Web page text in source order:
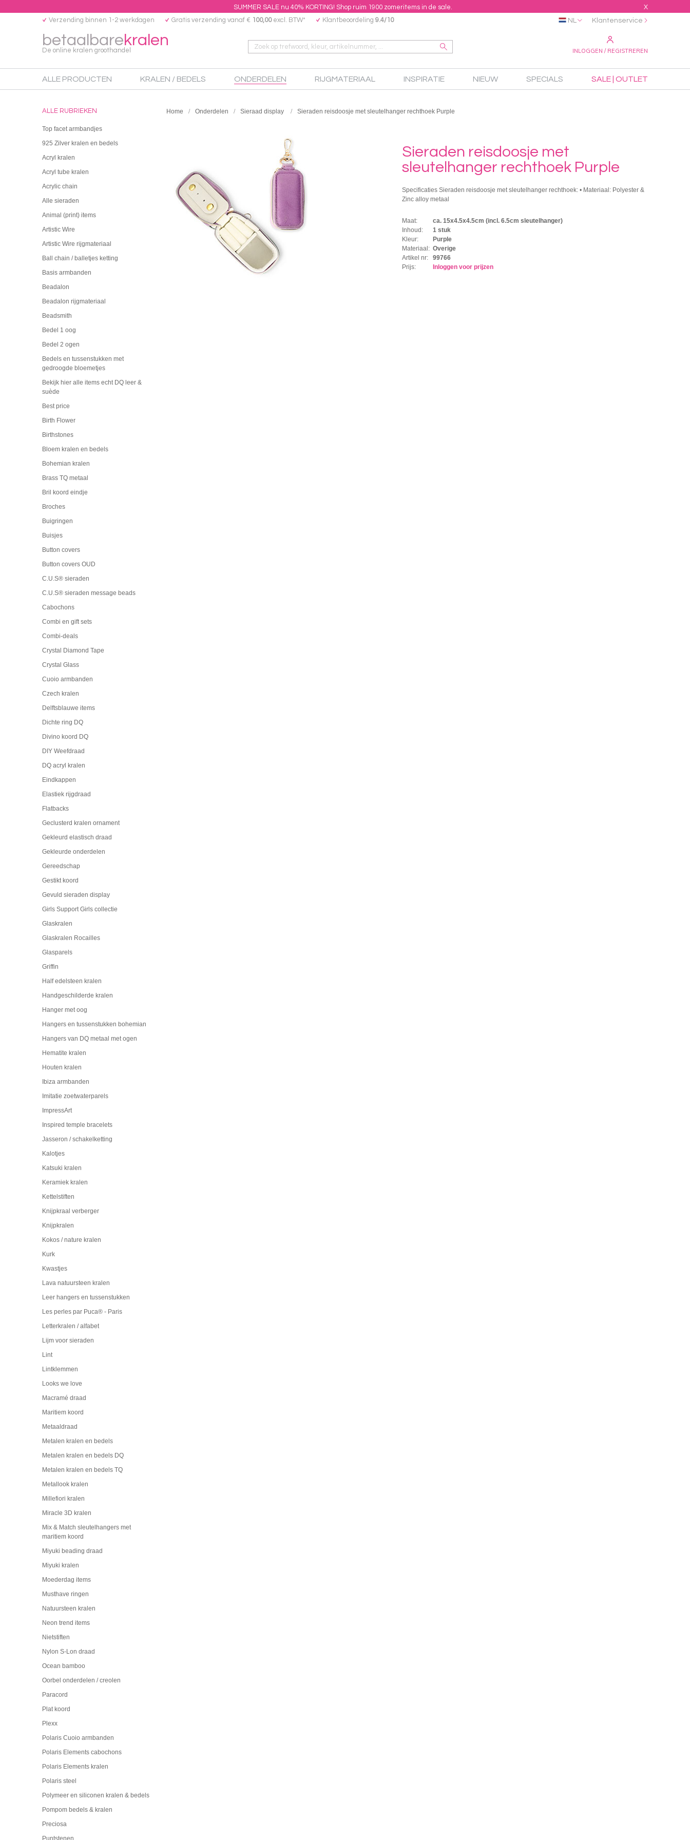
SUMMER SALE nu 40% KORTING! Shop ruim 1900 zomeritems in de sale. X
betaalbarekralen
De online kralen groothandel
Verzending binnen 1-2 werkdagen Gratis verzending vanaf € 100,00excl. BTW* Klantbeoordeling 9.4/10
INLOGGEN / REGISTREREN
NL Klantenservice
ALLE PRODUCTEN KRALEN / BEDELS ONDERDELEN RIJGMATERIAAL INSPIRATIE NIEUW SPECIALS SALE | OUTLET
ALLE RUBRIEKEN
Top facet armbandjes
925 Zilver kralen en bedels
Acryl kralen
Acryl tube kralen
Acrylic chain
Alle sieraden
Animal (print) items
Artistic Wire
Artistic Wire rijgmateriaal
Ball chain / balletjes ketting
Basis armbanden
Beadalon
Beadalon rijgmateriaal
Beadsmith
Bedel 1 oog
Bedel 2 ogen
Bedels en tussenstukken met
gedroogde bloemetjes
Bekijk hier alle items echt DQ leer &
suède
Best price
Birth Flower
Birthstones
Bloem kralen en bedels
Bohemian kralen
Brass TQ metaal
Bril koord eindje
Broches
Buigringen
Buisjes
Button covers
Button covers OUD
C.U.S® sieraden
C.U.S® sieraden message beads
Cabochons
Combi en gift sets
Combi-deals
Crystal Diamond Tape
Crystal Glass
Cuoio armbanden
Czech kralen
Delftsblauwe items
Dichte ring DQ
Divino koord DQ
DIY Weefdraad
DQ acryl kralen
Eindkappen
Elastiek rijgdraad
Flatbacks
Geclusterd kralen ornament
Gekleurd elastisch draad
Gekleurde onderdelen
Gereedschap
Gestikt koord
Gevuld sieraden display
Girls Support Girls collectie
Glaskralen
Glaskralen Rocailles
Glasparels
Griffin
Half edelsteen kralen
Handgeschilderde kralen
Hanger met oog
Hangers en tussenstukken bohemian
Hangers van DQ metaal met ogen
Hematite kralen
Houten kralen
Ibiza armbanden
Imitatie zoetwaterparels
ImpressArt
Inspired temple bracelets
Jasseron / schakelketting
Kalotjes
Katsuki kralen
Keramiek kralen
Kettelstiften
Knijpkraal verberger
Knijpkralen
Kokos / nature kralen
Kurk
Kwastjes
Lava natuursteen kralen
Leer hangers en tussenstukken
Les perles par Puca® - Paris
Letterkralen / alfabet
Lijm voor sieraden
Lint
Lintklemmen
Looks we love
Macramé draad
Maritiem koord
Metaaldraad
Metalen kralen en bedels
Metalen kralen en bedels DQ
Metalen kralen en bedels TQ
Metallook kralen
Millefiori kralen
Miracle 3D kralen
Mix & Match sleutelhangers met
maritiem koord
Miyuki beading draad
Miyuki kralen
Moederdag items
Musthave ringen
Natuursteen kralen
Neon trend items
Nietstiften
Nylon S-Lon draad
Ocean bamboo
Oorbel onderdelen / creolen
Paracord
Plat koord
Plexx
Polaris Cuoio armbanden
Polaris Elements cabochons
Polaris Elements kralen
Polaris steel
Polymeer en siliconen kralen & bedels
Pompom bedels & kralen
Preciosa
Puntstenen
Home Onderdelen Sieraad display Sieraden reisdoosje met sleutelhanger rechthoek Purple
Sieraden reisdoosje met
sleutelhanger rechthoek Purple
Specificaties Sieraden reisdoosje met sleutelhanger rechthoek: • Materiaal: Polyester &
Zinc alloy metaal
Maat:
ca. 15x4.5x4.5cm (incl. 6.5cm sleutelhanger)
Inhoud:
1 stuk
Kleur:
Purple
Materiaal: Overige
Artikel nr:
99766
Prijs:
Inloggen voor prijzen